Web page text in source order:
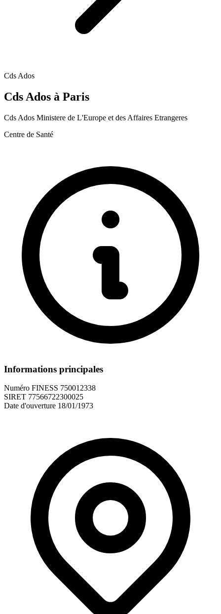
Cds Ados
Cds Ados à Paris
Cds Ados Ministere de L'Europe et des Affaires Etrangeres
Centre de Santé
Informations principales
Numéro FINESS 750012338
SIRET 77566722300025
Date d'ouverture 18/01/1973